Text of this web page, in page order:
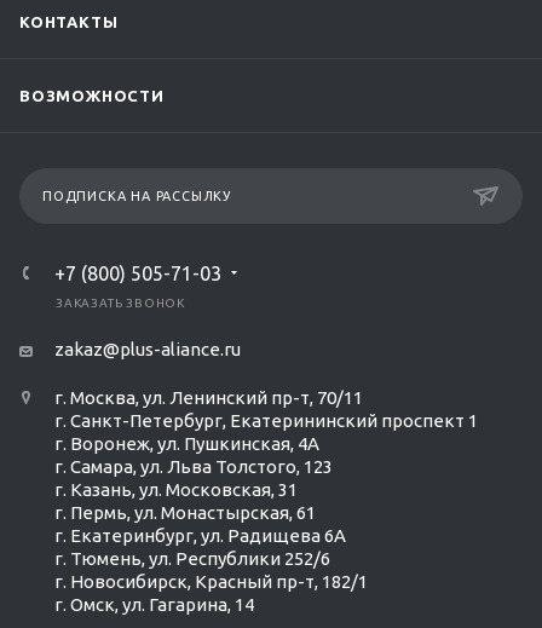
КОНТАКТЫ
ВОЗМОЖНОСТИ
ПОДПИСКА НА РАССЫЛКУ
+7 (800) 505-71-03
ЗАКАЗАТЬ ЗВОНОК
zakaz@plus-aliance.ru
г. Москва, ул. Ленинский пр-т, 70/11
г. Санкт-Петербург, Екатерининский проспект 1
г. Воронеж, ул. Пушкинская, 4А
г. Самара, ул. Льва Толстого, 123
г. Казань, ул. Московская, 31
г. Пермь, ул. Монастырская, 61
г. Екатеринбург, ул. Радищева 6А
г. Тюмень, ул. Республики 252/6
г. Новосибирск, Красный пр-т, 182/1
г. Омск, ул. ​Гагарина, 14